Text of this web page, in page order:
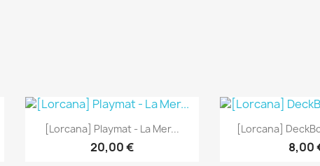
Aperçu rapide
[Lorcana] Playmat - La Mer...
20,00 €
Aperçu
[Lorcana]
8,00